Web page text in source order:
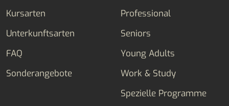
Kursarten
Unterkunftsarten
FAQ
Sonderangebote
Professional
Seniors
Young Adults
Work & Study
Spezielle Programme